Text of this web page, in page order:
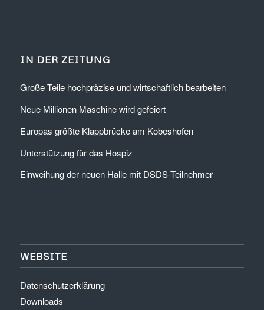
IN DER ZEITUNG
Große Teile hochpräzise und wirtschaftlich bearbeiten
Neue Millionen Maschine wird gefeiert
Europas größte Klappbrücke am Kobeshofen
Unterstützung für das Hospiz
Einweihung der neuen Halle mit DSDS-Teilnehmer
WEBSITE
Datenschutzerklärung
Downloads